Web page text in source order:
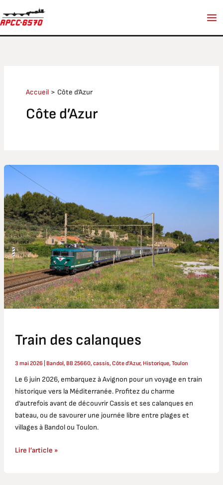
au
Accueil Côte d’Azur
Côte d’Azur
Train des calanques
3 mai 2026 Bandol, BB 25660,cassis,Côte d'Azur, Historique,Toulon
Le 6 juin 2026, embarquez à Avignon pour un voyage en train
historique vers la Méditerranée. Profitez du charme
d’autrefois avant de découvrir Cassis et ses calanques en
bateau, ou de savourer une journée libre entre plages et
villages à Bandol ou Toulon.
Train
calanques
Lire l’article »